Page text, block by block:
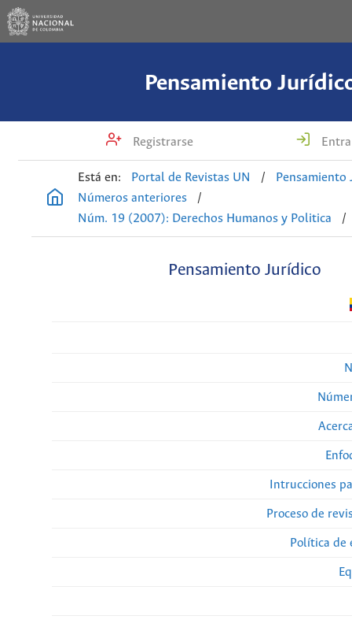
Pensamiento
Registrarse
Está en: Portal de Revistas UN /
Pensamiento
Números anteriores
/
Núm. 19 (2007): Derechos Humanos y Politica
/
Pensamiento Jurídico
Intrucciones
Proceso de
Política